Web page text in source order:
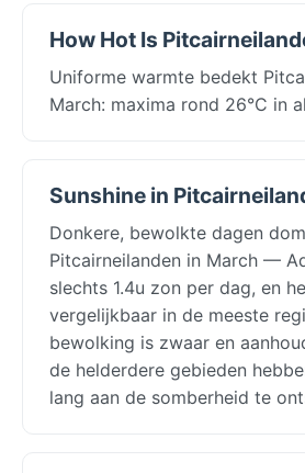
How Hot Is
Uniforme warmte bedekt
March: maxima rond 26°C in
Sunshine in
Donkere, bewolkte dagen
Pitcairneilanden in March —
slechts 1.4u zon per dag, en
vergelijkbaar in de meeste
bewolking is zwaar en
de helderdere gebieden
lang aan de somberheid te